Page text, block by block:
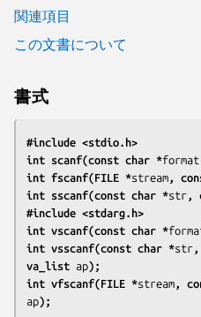
関連項目
この文書について
書式
#include <stdio.h>
int scanf(const char *format
int fscanf(FILE *stream ,
int sscanf(const char *str ,
#include <stdarg.h>
int vscanf(const char *
int vsscanf(const char *str
va_list ap);
int vfscanf(FILE *stream ,
ap);